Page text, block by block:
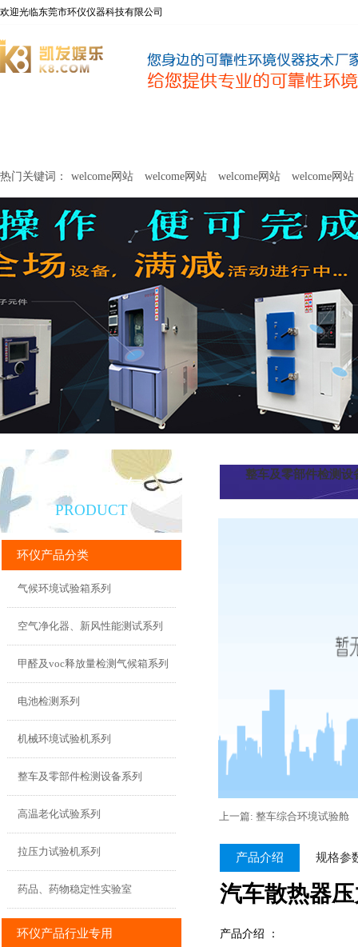
欢迎光临东莞市环仪仪器科技有限公司
关于环仪 联系环仪
热门关键词： welcome网站 welcome网站 welcome网站 welcome网站
网站 welcome网站
产品直通车
PRODUCT
环仪产品分类
气候环境试验箱系列
空气净化器、新风性能测试系列
甲醛及voc释放量检测气候箱系列
电池检测系列
机械环境试验机系列
整车及零部件检测设备系列
高温老化试验系列
拉压力试验机系列
药品、药物稳定性实验室
环仪产品行业专用
整车及零部件检测设
上一篇: 整车综合环境试验舱
产品介绍 规格参
汽车散热器
产品介绍 ：